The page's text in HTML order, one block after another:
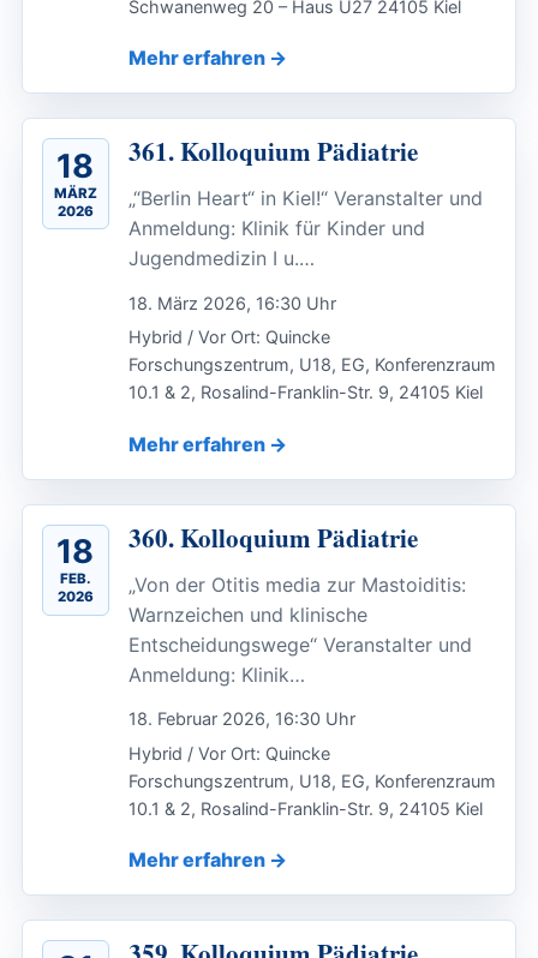
Schwanenweg 20 – Haus U27 24105 Kiel
Mehr erfahren
18
MÄRZ
2026
361. Kolloquium Pädiatrie
„“Berlin Heart“ in Kiel!“ Veranstalter und
Anmeldung: Klinik für Kinder und
Jugendmedizin I u.…
18. März 2026, 16:30 Uhr
Hybrid / Vor Ort: Quincke
Forschungszentrum, U18, EG, Konferenzraum
10.1 & 2, Rosalind-Franklin-Str. 9, 24105 Kiel
Mehr erfahren
18
FEB.
2026
360. Kolloquium Pädiatrie
„Von der Otitis media zur Mastoiditis:
Warnzeichen und klinische
Entscheidungswege“ Veranstalter und
Anmeldung: Klinik…
18. Februar 2026, 16:30 Uhr
Hybrid / Vor Ort: Quincke
Forschungszentrum, U18, EG, Konferenzraum
10.1 & 2, Rosalind-Franklin-Str. 9, 24105 Kiel
Mehr erfahren